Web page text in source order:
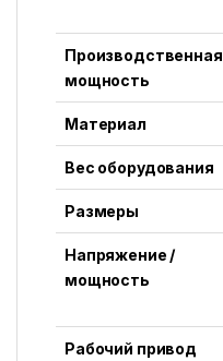
Производственная
мощность
Материал
Вес оборудования
Размеры
Напряжение /
мощность
Рабочий привод